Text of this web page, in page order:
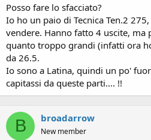
Posso fare lo sfacciato?
Io ho un paio di Tecnica Ten.2
vendere. Hanno fatto 4 uscite, ma
quanto troppo grandi (infatti ora
da 26.5.
Io sono a Latina, quindi un po'
capitassi da queste parti.... !!
B broadarrow
New member